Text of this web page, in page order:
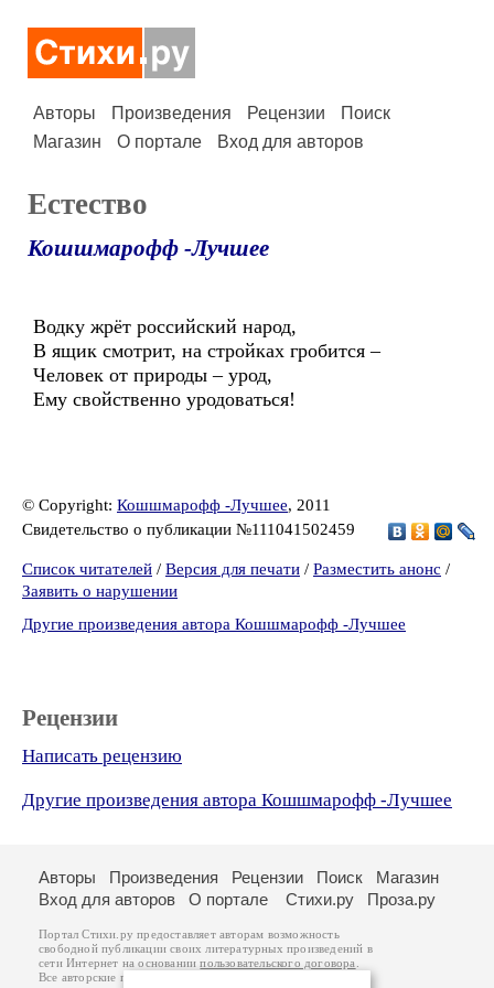
Авторы Произведения Рецензии
Поиск
Магазин
О портале Вход для авторов
Естество
Кошшмарофф -Лучшее
Водку жрёт российский народ,
В ящик смотрит, на стройках гробится –
Человек от природы – урод,
Ему свойственно уродоваться!
© Copyright: Кошшмарофф -Лучшее, 2011
Свидетельство о публикации №111041502459
Список читателей / Версия для печати / Разместить анонс /
Заявить о нарушении
Другие произведения автора Кошшмарофф -Лучшее
Рецензии
Написать рецензию
Другие произведения автора Кошшмарофф -Лучшее
Авторы Произведения Рецензии Поиск
Магазин
Вход для авторов
О портале Стихи.ру Проза.ру
Портал Стихи.ру предоставляет авторам возможность
свободной публикации своих литературных произведений в
сети Интернет на основаниипользовательского договора
Все авторские права на произведения принадлежат авторам